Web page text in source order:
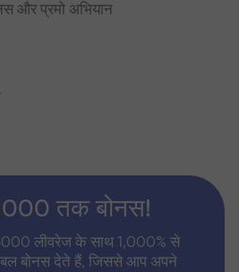
और प्रमो अभियान
तक बोनस!
लीवरेज के साथ 1,000% से
बोनस देते हैं, जिससे आप अपने